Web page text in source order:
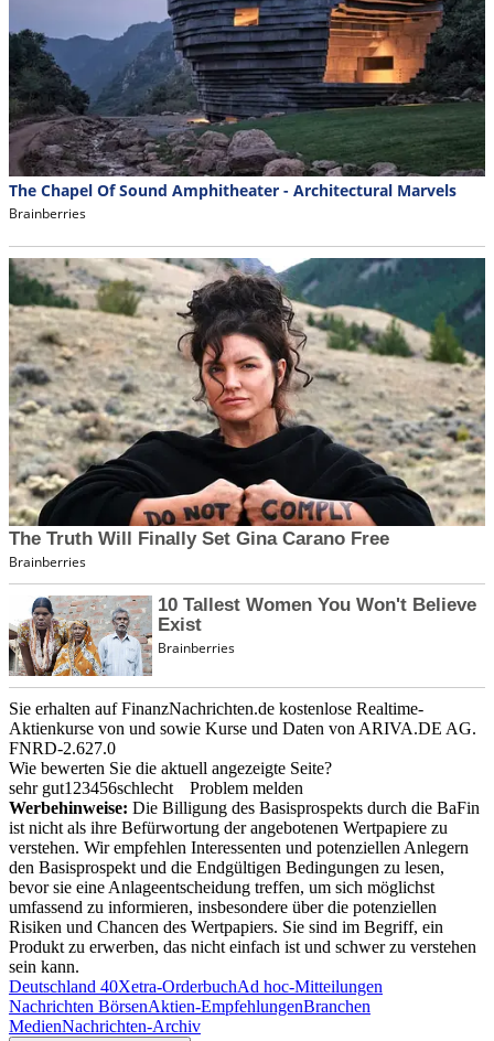
Sie erhalten auf FinanzNachrichten.de kostenlose Realtime-
Aktienkurse von und sowie Kurse und Daten von ARIVA.DE AG.
FNRD-2.627.0
Wie bewerten Sie die aktuell angezeigte Seite?
sehr gut1 23456schlecht
Problem melden
Werbehinweise: Die Billigung des Basisprospekts durch die BaFin
ist nicht als ihre Befürwortung der angebotenen Wertpapiere zu
verstehen. Wir empfehlen Interessenten und potenziellen Anlegern
den Basisprospekt und die Endgültigen Bedingungen zu lesen,
bevor sie eine Anlageentscheidung treffen, um sich möglichst
umfassend zu informieren, insbesondere über die potenziellen
Risiken und Chancen des Wertpapiers. Sie sind im Begriff, ein
Produkt zu erwerben, das nicht einfach ist und schwer zu verstehen
sein kann.
Deutschland 40Xetra-OrderbuchAd hoc-Mitteilungen
Nachrichten BörsenAktien-EmpfehlungenBranchen
MedienNachrichten-Archiv